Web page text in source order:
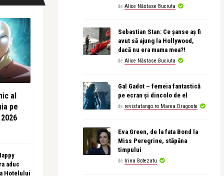
al
pe
aduc
Hotelului
de Alice Năstase Buciuta
Sebastian Stan: Ce șanse aș fi
avut să ajung la Hollywood,
dacă nu era mama mea?!
de Alice Năstase Buciuta
Gal Gadot – femeia fantastică
pe ecran și dincolo de el
de revistatango.ro Marea Dragoste
Eva Green, de la fata Bond la
Miss Peregrine, stăpâna
timpului
de Irina Botezatu